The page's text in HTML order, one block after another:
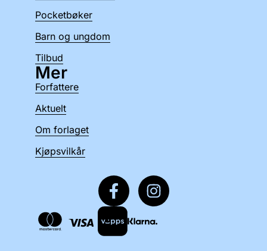
Pocketbøker
Barn og ungdom
Tilbud
Mer
Forfattere
Aktuelt
Om forlaget
Kjøpsvilkår